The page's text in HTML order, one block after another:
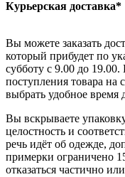
Курьерская доставка*
Вы можете заказать
который прибудет по
субботу с 9.00 до 19.00.
поступления товара на
выбрать удобное время
Вы вскрываете
целостность и
речь идёт об одежде,
примерки ограничено
отказаться частично